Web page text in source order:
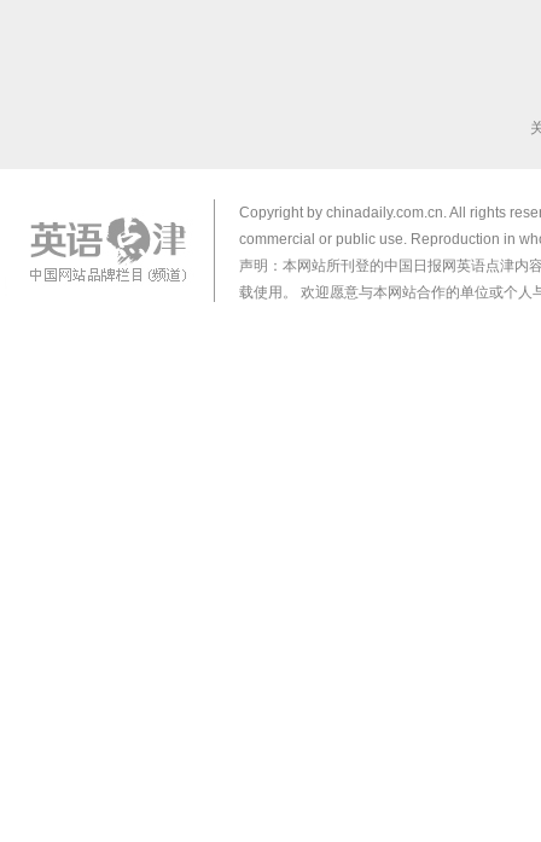
Copyright by chinadaily.com.cn. All rights
commercial or public use. Reproduction in
声明：本网站所刊登的中国日报网英语点津内
载使用。 欢迎愿意与本网站合作的单位或个人